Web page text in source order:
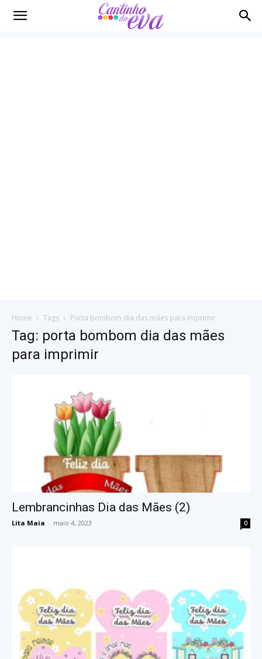
Cantinho
Home Tags Porta bombom dia das mães para imprimir
Tag: porta bombom dia das mães
para imprimir
Lembrancinhas Dia das Mães (2)
Lita Maia - maio 4, 2023 0